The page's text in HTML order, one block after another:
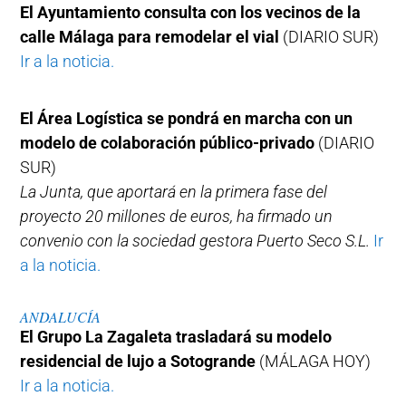
El Ayuntamiento consulta con los vecinos de la
calle Málaga para remodelar el vial (DIARIO SUR)
Ir a la noticia.
El Área Logística se pondrá en marcha con un
modelo de colaboración público-privado (DIARIO
SUR)
La Junta, que aportará en la primera fase del
proyecto 20 millones de euros, ha firmado un
convenio con la sociedad gestora Puerto Seco S.L. Ir
a la noticia.
ANDALUCÍA
El Grupo La Zagaleta trasladará su modelo
residencial de lujo a Sotogrande (MÁLAGA HOY)
Ir a la noticia.